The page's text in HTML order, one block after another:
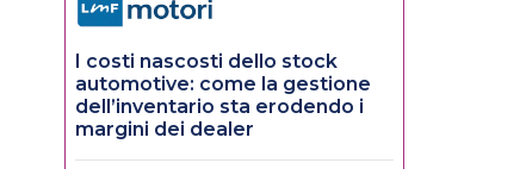
I costi nascosti dello stock
automotive: come la gestione
dell’inventario sta erodendo i
margini dei dealer